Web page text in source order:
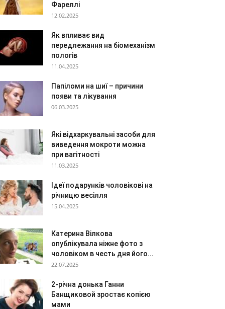
Фареллі
12.02.2025
Як впливає вид
передлежання на біомеханізм
пологів
11.04.2025
Папіломи на шиї – причини
появи та лікування
06.03.2025
Які відхаркувальні засоби для
виведення мокроти можна
при вагітності
11.03.2025
Ідеї подарунків чоловікові на
річницю весілля
15.04.2025
Катерина Вілкова
опублікувала ніжне фото з
чоловіком в честь дня його...
22.07.2025
2-річна донька Ганни
Банщиковой зростає копією
мами